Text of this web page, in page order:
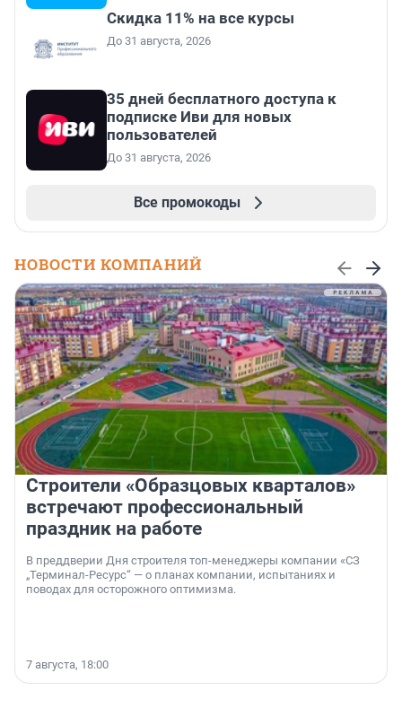
Скидка 11% на все курсы
До 31 августа, 2026
35 дней бесплатного доступа к
подписке Иви для новых
пользователей
До 31 августа, 2026
Все промокоды
НОВОСТИ КОМПАНИЙ
Строители «Образцовых кварталов»
встречают профессиональный
праздник на работе
В преддверии Дня строителя топ-менеджеры компании «СЗ
„Терминал-Ресурс“ — о планах компании, испытаниях и
поводах для осторожного оптимизма.
7 августа, 18:00